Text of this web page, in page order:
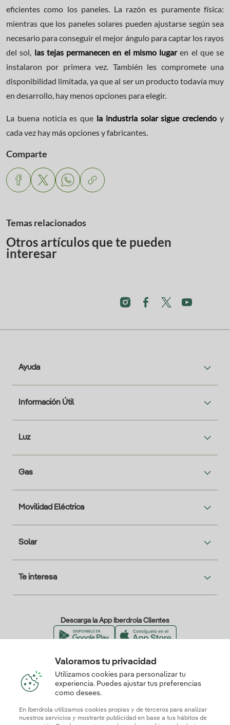
eficientes como los paneles. La razón es puramente física:
mientras que los paneles solares pueden ajustarse según sea
necesario para conseguir el mejor ángulo para captar los rayos
del sol, las tejas permanecen en el mismo lugaren el que se
instalaron por primera vez. También les compromete una
disponibilidad limitada, ya que al ser un producto todavía muy
en desarrollo, hay menos opciones para elegir.
La buena noticia es que la industria solar sigue creciendo y
cada vez hay más opciones y fabricantes.
Comparte
Temas relacionados
Otros artículos que te pueden
interesar
Ayuda
Información Útil
Luz
Gas
Movilidad Eléctrica
Solar
Te interesa
Descarga la App Iberdrola Clientes
Nuestros certificados de confianza
Valoramos tu privacidad
Utilizamos cookies para personalizar tu
experiencia. Puedes ajustar tus preferencias
como desees.
En Iberdrola utilizamos cookies propias y de terceros para analizar
nuestros servicios y mostrarte publicidad en base a tus hábitos de